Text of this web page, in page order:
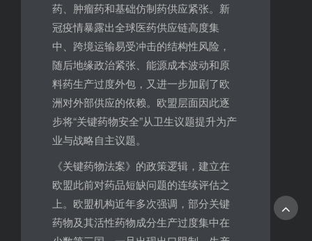
药、肿瘤药和基础仿制药供应紧张。新
冠疫情暴露出全球医药供应链高度集
中、跨境运输易受冲击的结构性风险，
随后地缘政治紧张、能源成本波动和原
料药生产过度外包，又进一步加剧了欧
洲对外部供应的依赖。欧盟层面因此逐
步将“关键药物安全”从卫生议题提升为产
业与战略自主议题。
《关键药物法案》的政策逻辑，建立在
欧盟此前对药品短缺问题的连续评估之
上。欧盟机构近年多次强调，部分关键
药物及其活性药物成分生产过度集中在